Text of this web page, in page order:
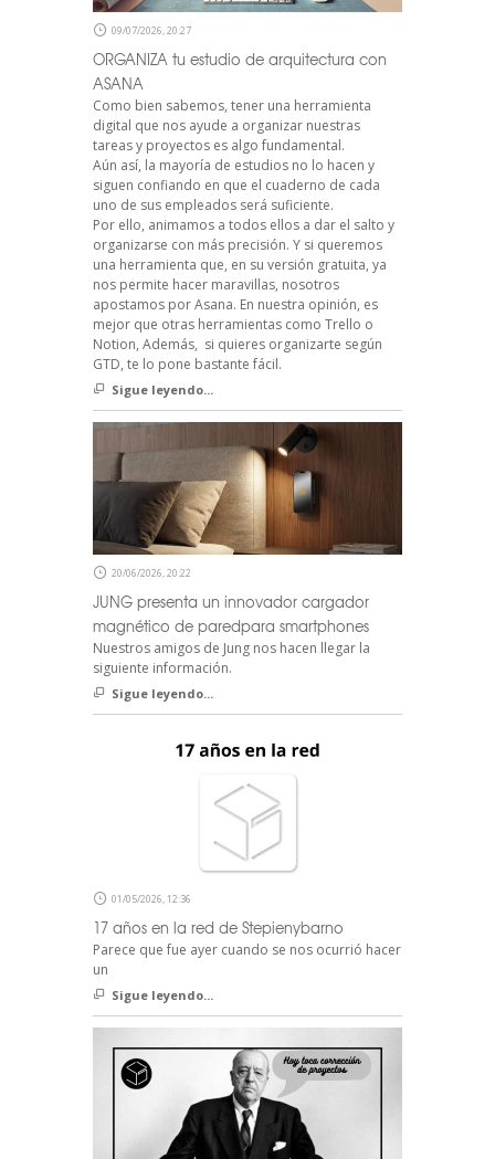
09/07/2026, 20:27
ORGANIZA tu estudio de arquitectura con
ASANA
Como bien sabemos, tener una herramienta
digital que nos ayude a organizar nuestras
tareas y proyectos es algo fundamental.
Aún así, la mayoría de estudios no lo hacen y
siguen confiando en que el cuaderno de cada
uno de sus empleados será suficiente.
Por ello, animamos a todos ellos a dar el salto y
organizarse con más precisión. Y si queremos
una herramienta que, en su versión gratuita, ya
nos permite hacer maravillas, nosotros
apostamos por Asana. En nuestra opinión, es
mejor que otras herramientas como Trello o
Notion, Además, si quieres organizarte según
GTD, te lo pone bastante fácil.
Sigue leyendo...
20/06/2026, 20:22
JUNG presenta un innovador cargador
magnético de paredpara smartphones
Nuestros amigos de Jung nos hacen llegar la
siguiente información.
Sigue leyendo...
01/05/2026, 12:36
17 años en la red de Stepienybarno
Parece que fue ayer cuando se nos ocurrió hacer
un
Sigue leyendo...